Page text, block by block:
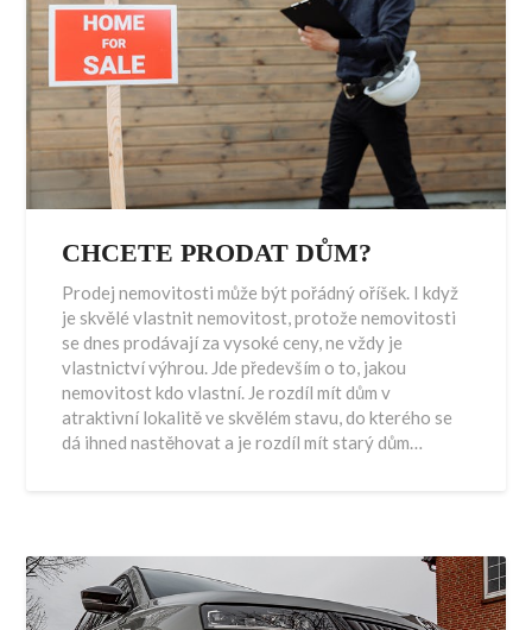
CHCETE PRODAT DŮM?
Prodej nemovitosti může být pořádný oříšek. I když
je skvělé vlastnit nemovitost, protože nemovitosti
se dnes prodávají za vysoké ceny, ne vždy je
vlastnictví výhrou. Jde především o to, jakou
nemovitost kdo vlastní. Je rozdíl mít dům v
atraktivní lokalitě ve skvělém stavu, do kterého se
dá ihned nastěhovat a je rozdíl mít starý dům…